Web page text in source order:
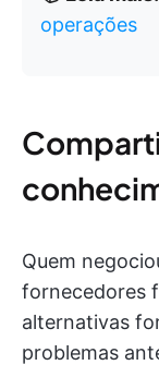
operações
Quem
fornecedores
alternativas
problemas